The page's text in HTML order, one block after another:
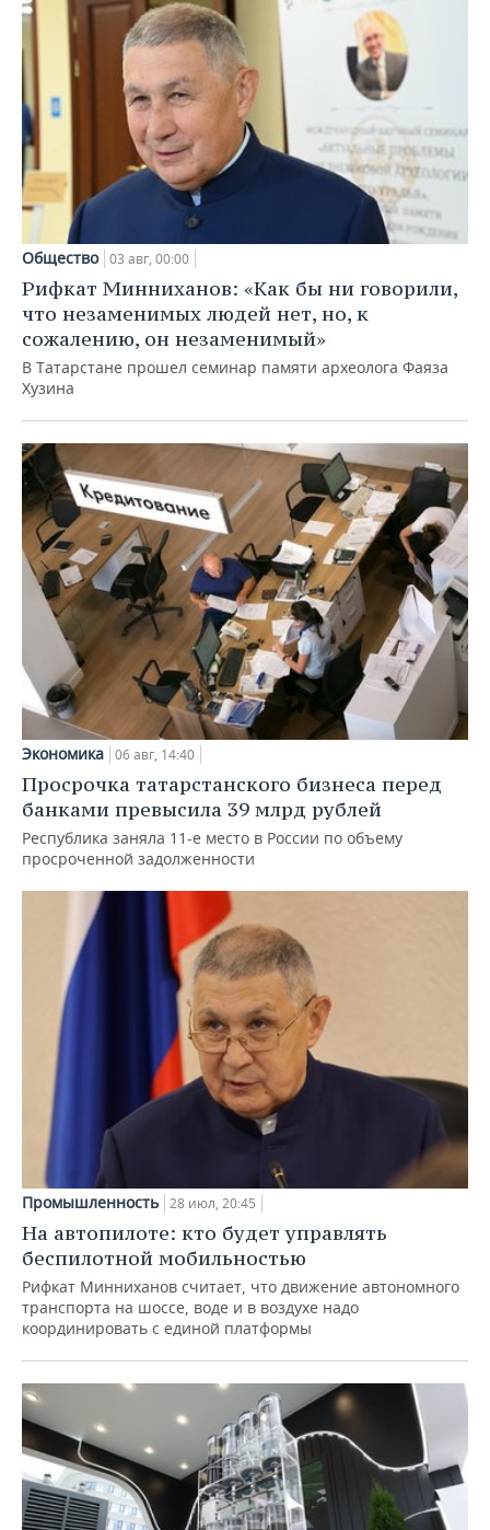
Общество 03 авг, 00:00
Рифкат Минниханов: «Как бы ни говорили,
что незаменимых людей нет, но, к
сожалению, он незаменимый»
В Татарстане прошел семинар памяти археолога Фаяза
Хузина
Экономика 06 авг, 14:40
Просрочка татарстанского бизнеса перед
банками превысила 39 млрд рублей
Республика заняла 11-е место в России по объему
просроченной задолженности
Промышленность 28 июл, 20:45
На автопилоте: кто будет управлять
беспилотной мобильностью
Рифкат Минниханов считает, что движение автономного
транспорта на шоссе, воде и в воздухе надо
координировать с единой платформы